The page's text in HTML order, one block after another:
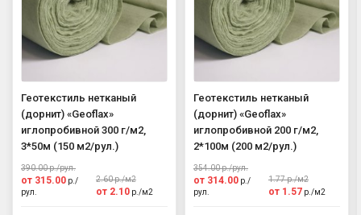
Геотекстиль нетканый
(дорнит) «Geoflax»
иглопробивной 300 г/м2,
3*50м (150 м2/рул.)
390.00р./рул.
от 315.00 р./
рул.
2.60р./м2
от 2.10 р./м2
Геотекстиль нетканый
(дорнит) «Geoflax»
иглопробивной 200 г/м2,
2*100м (200 м2/рул.)
354.00р./рул.
от 314.00 р./
рул.
1.77р./м2
от 1.57 р./м2